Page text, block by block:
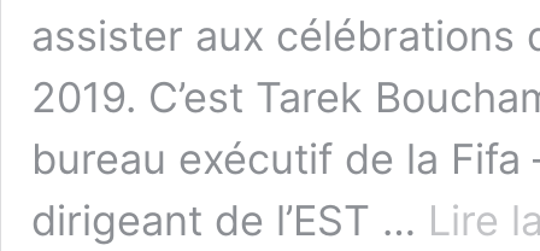
assister aux célébrations
2019. C’est Tarek
bureau exécutif de la
dirigeant de l’EST … Lire